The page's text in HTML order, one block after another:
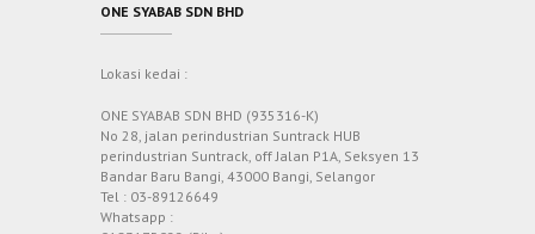
ONE SYABAB SDN BHD
Lokasi kedai :
ONE SYABAB SDN BHD (935316-K)
No 28, jalan perindustrian Suntrack HUB
perindustrian Suntrack, off Jalan P1A, Seksyen 13
Bandar Baru Bangi, 43000 Bangi, Selangor
Tel : 03-89126649
Whatsapp :